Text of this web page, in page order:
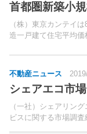
首都圏新築小
（株）東京カンテイ
造一戸建て住宅平均
内、木造で土地・建
不動産ニュース
シェアエコ市
（一社）シェアリン
ビスに関する市場調